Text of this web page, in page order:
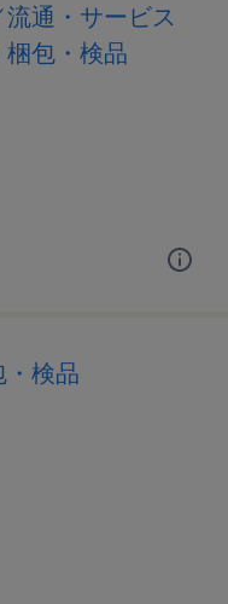
通・サービス
包・検品
検品